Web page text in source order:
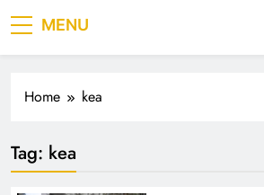
Κοινωνικός Τουρισμός: Ο ΟΠΕΚΑ ξεκινά
τις αιτήσεις
Μπέσσυ αργυράκη
Νέα Κρήτη: Σαρακήνικο και η φράση
MENU
Home kea
Tag: kea